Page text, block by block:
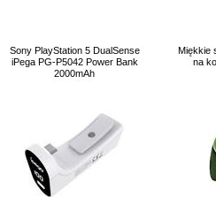
Sony PlayStation 5 DualSense
iPega PG-P5042 Power Bank
2000mAh
Miękkie
na